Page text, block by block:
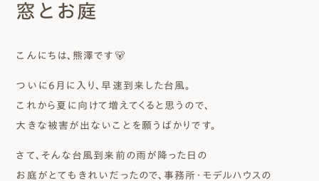
ファーストプランを試す
窓とお庭
こんにちは、熊澤です🐻
ついに6月に入り、早速到来した台風。
これから夏に向けて増えてくると思うので、
大きな被害が出ないことを願うばかりです。
さて、そんな台風到来前の雨が降った日の
お庭がとてもきれいだったので、事務所・モデルハウスの